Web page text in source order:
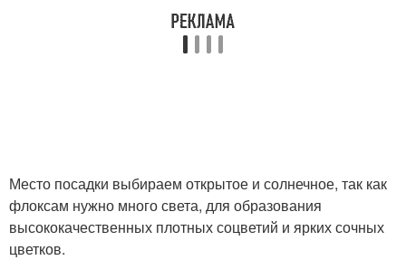
Место посадки выбираем открытое и солнечное, так как
флоксам нужно много света, для образования
высококачественных плотных соцветий и ярких сочных
цветков.